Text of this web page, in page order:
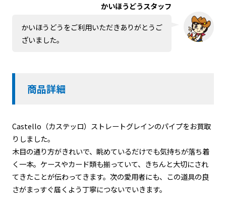
かいほうどうスタッフ
かいほうどうをご利用いただきありがとうご
ざいました。
商品詳細
Castello（カステッロ）ストレートグレインのパイプをお買取
りしました。
木目の通り方がきれいで、眺めているだけでも気持ちが落ち着
く一本。ケースやカード類も揃っていて、きちんと大切にされ
てきたことが伝わってきます。次の愛用者にも、この道具の良
さがまっすぐ届くよう丁寧につないでいきます。